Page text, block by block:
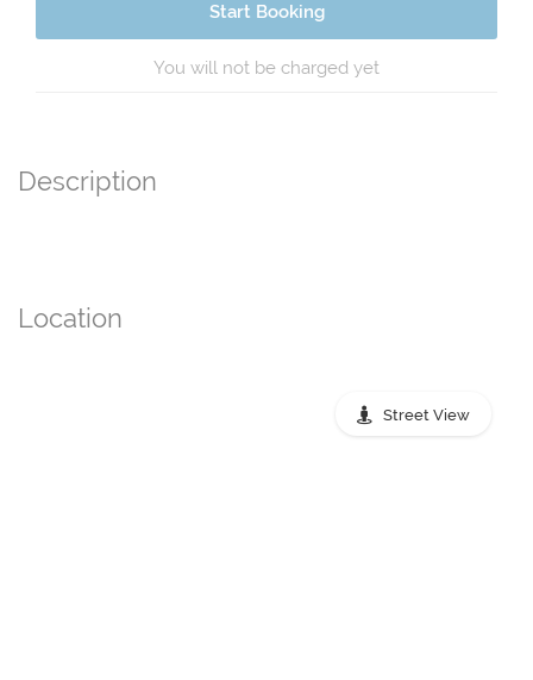
Start Booking
You will not be charged yet
Description
Location
Street View